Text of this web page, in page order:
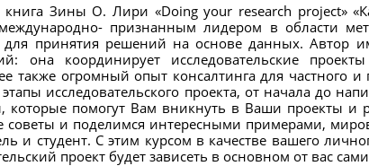
книга Зины O. Лири «Doing your research project»
признанным лидером в области
для принятия решений на основе данных. Автор
она координирует исследовательские
огромный опыт консалтинга для частного и
исследовательского проекта, от начала до
которые помогут Вам вникнуть в Ваши проекты и
советы и поделимся интересными примерами,
и студент. С этим курсом в качестве вашего
проект будет зависеть в основном от вас